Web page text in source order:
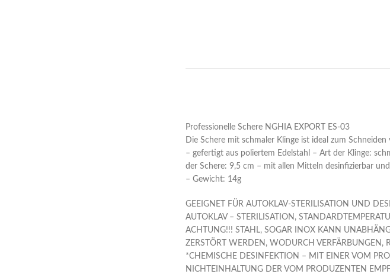
Professionelle Schere NGHIA EXPORT ES-03
Die Schere mit schmaler Klinge ist ideal zum
– gefertigt aus poliertem Edelstahl – Art der Klinge:
der Schere: 9,5 cm – mit allen Mitteln desinfizierbar
– Gewicht: 14g
GEEIGNET FÜR AUTOKLAV-STERILISATION UND
AUTOKLAV – STERILISATION,
ACHTUNG!!! STAHL, SOGAR INOX KANN
ZERSTÖRT WERDEN, WODURCH VERFÄRBUNGEN,
*CHEMISCHE DESINFEKTION – MIT EINER VOM
NICHTEINHALTUNG DER VOM PRODUZENTEN